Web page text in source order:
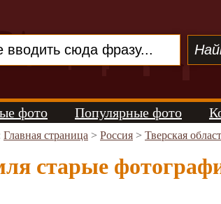
фото Популярные фото
Главная страница > Россия > Тверская
старые